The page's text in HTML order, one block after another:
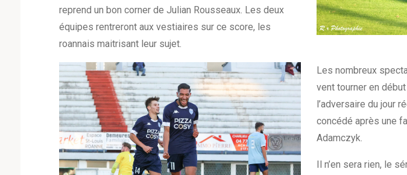
reprend un bon corner de Julian Rousseaux. Les deux
équipes rentreront aux vestiaires sur ce score, les
roannais maitrisant leur sujet.
Les nombreux
vent tourner en
l’adversaire du jour
concédé après une
Adamczyk.
Il n’en sera rien, le